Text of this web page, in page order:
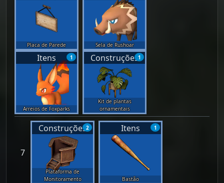
Placa de Parede
Sela de Rushoar
1
Itens
Arreios de Foxparks
1
Construções
Kit de plantas
ornamentais
7
2
Construções
Plataforma de
Monitoramento
1
Itens
Bastão